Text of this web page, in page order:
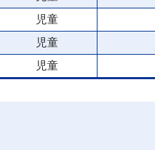
児童
児童
児童